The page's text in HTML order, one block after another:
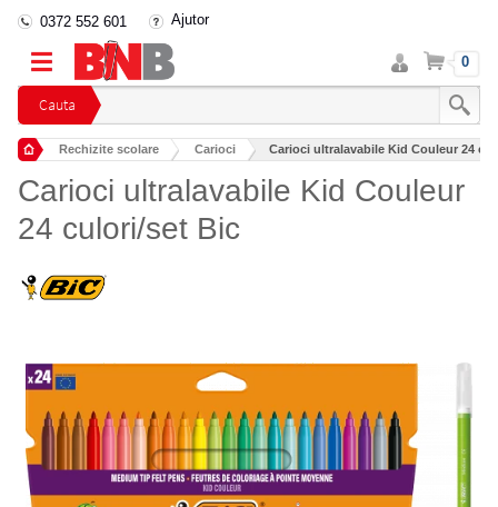
Cauta
0372 552 601 Ajutor
Intra
in
cont
Cos 0
Rechizite scolare Carioci Carioci ultralavabile Kid Couleur 24
Carioci ultralavabile Kid Couleur
24 culori/set Bic